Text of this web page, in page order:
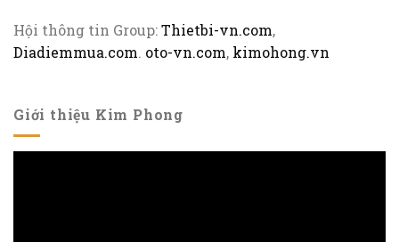
Hội thông tin Group:Thietbi-vn.com,
Diadiemmua.com. oto-vn.com, kimohong.vn
Giới thiệu Kim Phong